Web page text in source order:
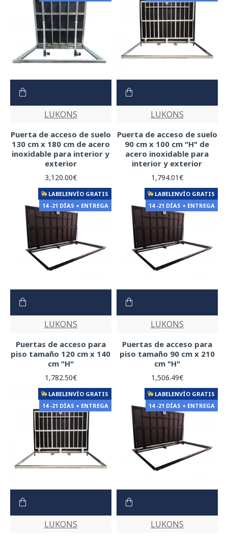
LUKONS
Puerta de acceso de suelo
130 cm x 180 cm de acero
inoxidable para interior y
exterior
3,120.00€
LUKONS
Puerta de acceso de suelo
90 cm x 100 cm "H" de
acero inoxidable para
interior y exterior
1,794.01€
LABELENVÍO GRATIS
14 -21 DÍAS + ENTREGA
LUKONS
Puertas de acceso para
piso tamaño 120 cm x 140
cm "H"
1,782.50€
LABELENVÍO GRATIS
14 -21 DÍAS + ENTREGA
LUKONS
Puertas de acceso para
piso tamaño 90 cm x 210
cm "H"
1,506.49€
LABELENVÍO GRATIS
14 -21 DÍAS + ENTREGA
LUKONS
LABELENVÍO GRATIS
14 -21 DÍAS + ENTREGA
LUKONS